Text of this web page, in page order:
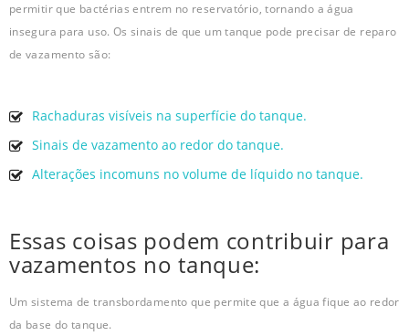
permitir que bactérias entrem no reservatório, tornando a água
insegura para uso. Os sinais de que um tanque pode precisar de reparo
de vazamento são:
Rachaduras visíveis na superfície do tanque.
Sinais de vazamento ao redor do tanque.
Alterações incomuns no volume de líquido no tanque.
Essas coisas podem contribuir para
vazamentos no tanque:
Um sistema de transbordamento que permite que a água fique ao redor
da base do tanque.